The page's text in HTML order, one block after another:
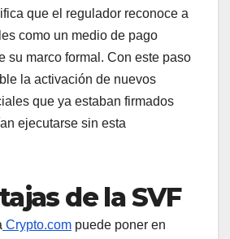
que el regulador reconoce a
como un medio de pago
su marco formal. Con este paso
la activación de nuevos
que ya estaban firmados
ejecutarse sin esta
de la SVF
Crypto.com puede poner en